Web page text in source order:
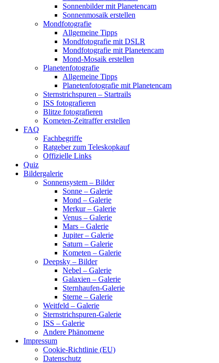
Sonnenbilder mit Planetencam
Sonnenmosaik erstellen
Mondfotografie
Allgemeine Tipps
Mondfotografie mit DSLR
Mondfotografie mit Planetencam
Mond-Mosaik erstellen
Planetenfotografie
Allgemeine Tipps
Planetenfotografie mit Planetencam
Sternstrichspuren – Startrails
ISS fotografieren
Blitze fotografieren
Kometen-Zeitraffer erstellen
FAQ
Fachbegriffe
Ratgeber zum Teleskopkauf
Offizielle Links
Quiz
Bildergalerie
Sonnensystem – Bilder
Sonne – Galerie
Mond – Galerie
Merkur – Galerie
Venus – Galerie
Mars – Galerie
Jupiter – Galerie
Saturn – Galerie
Kometen – Galerie
Deepsky – Bilder
Nebel – Galerie
Galaxien – Galerie
Sternhaufen-Galerie
Sterne – Galerie
Weitfeld – Galerie
Sternstrichspuren-Galerie
ISS – Galerie
Andere Phänomene
Impressum
Cookie-Richtlinie (EU)
Datenschutz